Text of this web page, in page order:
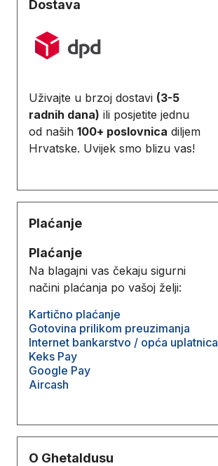
Dostava
Uživajte u brzoj dostavi (3-5
radnih dana) ili posjetite jednu
od naših 100+ poslovnica diljem
Hrvatske. Uvijek smo blizu vas!
Plaćanje
Plaćanje
Na blagajni vas čekaju sigurni
načini plaćanja po vašoj želji:
Kartično plaćanje
Gotovina prilikom preuzimanja
Internet bankarstvo / opća uplatnica
Keks Pay
Google Pay
Aircash
O Ghetaldusu